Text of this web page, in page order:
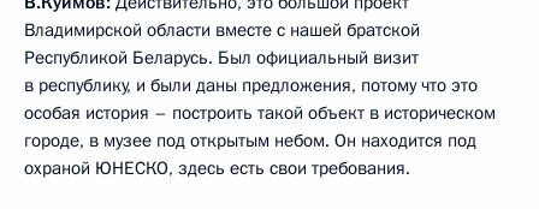
Владимирской области вместе с нашей братской
Республикой Беларусь. Был официальный визит
в республику, и были даны предложения, потому что это
особая история – построить такой объект в историческом
городе, в музее под открытым небом. Он находится под
охраной ЮНЕСКО, здесь есть свои требования.